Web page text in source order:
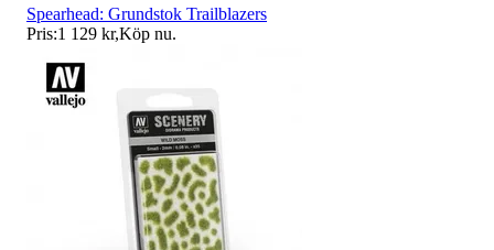
Spearhead: Grundstok Trailblazers
Pris:1 129 kr,Köp nu.